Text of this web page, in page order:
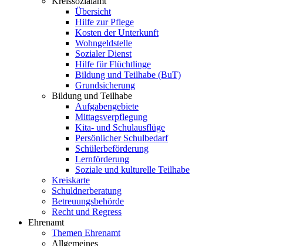
Übersicht
Hilfe zur Pflege
Kosten der Unterkunft
Wohngeldstelle
Sozialer Dienst
Hilfe für Flüchtlinge
Bildung und Teilhabe (BuT)
Grundsicherung
Bildung und Teilhabe
Aufgabengebiete
Mittagsverpflegung
Kita- und Schulausflüge
Persönlicher Schulbedarf
Schülerbeförderung
Lernförderung
Soziale und kulturelle Teilhabe
Kreiskarte
Schuldnerberatung
Betreuungsbehörde
Recht und Regress
Ehrenamt
Themen Ehrenamt
Allgemeines